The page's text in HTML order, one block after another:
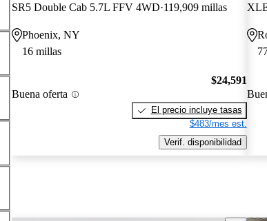
SR5 Double Cab 5.7L FFV 4WD 119,909 millas
Phoenix, NY
16 millas
Buena oferta
$24,591
El precio incluye tasas
$483/mes est.
Verif. disponibilidad